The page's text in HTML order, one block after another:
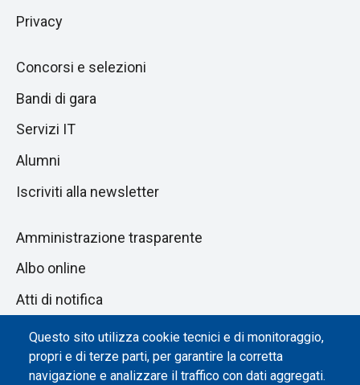
Questo sito utilizza cookie tecnici e di monitoraggio,
propri e di terze parti, per garantire la corretta
navigazione e analizzare il traffico con dati aggregati.
Privacy
Concorsi e selezioni
Bandi di gara
Servizi IT
Alumni
Iscriviti alla newsletter
Amministrazione trasparente
Albo online
Atti di notifica
Dichiarazione di accessibilità
Impostazione dei cookie